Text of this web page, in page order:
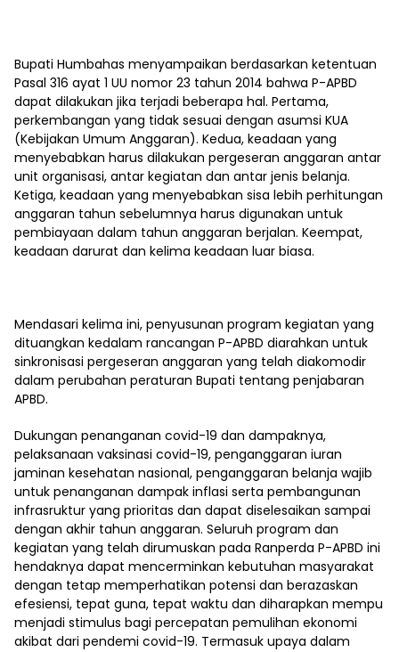
Bupati Humbahas menyampaikan berdasarkan ketentuan
Pasal 316 ayat 1 UU nomor 23 tahun 2014 bahwa P-APBD
dapat dilakukan jika terjadi beberapa hal. Pertama,
perkembangan yang tidak sesuai dengan asumsi KUA
(Kebijakan Umum Anggaran). Kedua, keadaan yang
menyebabkan harus dilakukan pergeseran anggaran antar
unit organisasi, antar kegiatan dan antar jenis belanja.
Ketiga, keadaan yang menyebabkan sisa lebih perhitungan
anggaran tahun sebelumnya harus digunakan untuk
pembiayaan dalam tahun anggaran berjalan. Keempat,
keadaan darurat dan kelima keadaan luar biasa.
Mendasari kelima ini, penyusunan program kegiatan yang
dituangkan kedalam rancangan P-APBD diarahkan untuk
sinkronisasi pergeseran anggaran yang telah diakomodir
dalam perubahan peraturan Bupati tentang penjabaran
APBD.
Dukungan penanganan covid-19 dan dampaknya,
pelaksanaan vaksinasi covid-19, penganggaran iuran
jaminan kesehatan nasional, penganggaran belanja wajib
untuk penanganan dampak inflasi serta pembangunan
infrasruktur yang prioritas dan dapat diselesaikan sampai
dengan akhir tahun anggaran. Seluruh program dan
kegiatan yang telah dirumuskan pada Ranperda P-APBD ini
hendaknya dapat mencerminkan kebutuhan masyarakat
dengan tetap memperhatikan potensi dan berazaskan
efesiensi, tepat guna, tepat waktu dan diharapkan mempu
menjadi stimulus bagi percepatan pemulihan ekonomi
akibat dari pendemi covid-19. Termasuk upaya dalam